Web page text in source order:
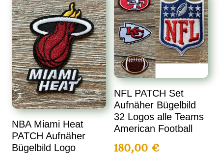
NBA Miami Heat
PATCH Aufnäher
Bügelbild Logo
NFL PATCH Set
Aufnäher Bügelbild
32 Logos alle Teams
American Football
180,00 €